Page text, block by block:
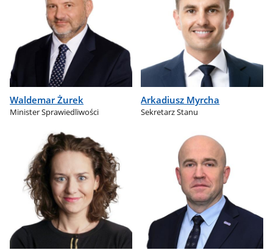
Waldemar Żurek
Minister Sprawiedliwości
Arkadiusz Myrcha
Sekretarz Stanu